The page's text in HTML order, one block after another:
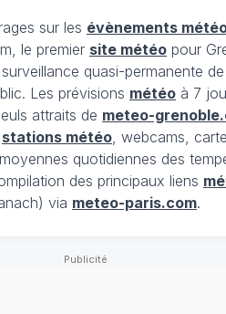
sur les évènements
le premier site météo pour
quasi-permanente
Les prévisions météo à 7
attraits de meteo-
stations météo, webcams,
quotidiennes des
des principaux liens
via meteo-paris.com.